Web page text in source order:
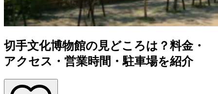
切手文化博物館の見どころは？料金・
アクセス・営業時間・駐車場を紹介